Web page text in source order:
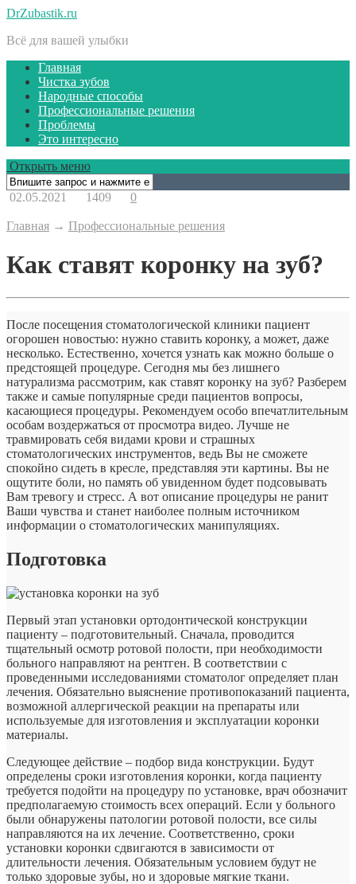
DrZubastik.ru
Всё для вашей улыбки
Главная
Чистка зубов
Народные способы
Профессиональные решения
Проблемы
Это интересно
Открыть меню
02.05.2021 1409 0
Главная → Профессиональные решения
Как ставят коронку на зуб?
После посещения стоматологической клиники пациент
огорошен новостью: нужно ставить коронку, а может, даже
несколько. Естественно, хочется узнать как можно больше о
предстоящей процедуре. Сегодня мы без лишнего
натурализма рассмотрим, как ставят коронку на зуб? Разберем
также и самые популярные среди пациентов вопросы,
касающиеся процедуры. Рекомендуем особо впечатлительным
особам воздержаться от просмотра видео. Лучше не
травмировать себя видами крови и страшных
стоматологических инструментов, ведь Вы не сможете
спокойно сидеть в кресле, представляя эти картины. Вы не
ощутите боли, но память об увиденном будет подсовывать
Вам тревогу и стресс. А вот описание процедуры не ранит
Ваши чувства и станет наиболее полным источником
информации о стоматологических манипуляциях.
Подготовка
Первый этап установки ортодонтической конструкции
пациенту – подготовительный. Сначала, проводится
тщательный осмотр ротовой полости, при необходимости
больного направляют на рентген. В соответствии с
проведенными исследованиями стоматолог определяет план
лечения. Обязательно выяснение противопоказаний пациента,
возможной аллергической реакции на препараты или
используемые для изготовления и эксплуатации коронки
материалы.
Следующее действие – подбор вида конструкции. Будут
определены сроки изготовления коронки, когда пациенту
требуется подойти на процедуру по установке, врач обозначит
предполагаемую стоимость всех операций. Если у больного
были обнаружены патологии ротовой полости, все силы
направляются на их лечение. Соответственно, сроки
установки коронки сдвигаются в зависимости от
длительности лечения. Обязательным условием будут не
только здоровые зубы, но и здоровые мягкие ткани.